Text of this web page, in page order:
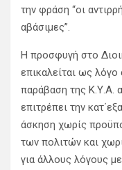
την φράση “οι
αβάσιμες”.
Η προσφυγή στο
επικαλείται ως
παράβαση της Κ.Υ.Α.
επιτρέπει την
άσκηση χωρίς
των πολιτών και
για άλλους λόγους